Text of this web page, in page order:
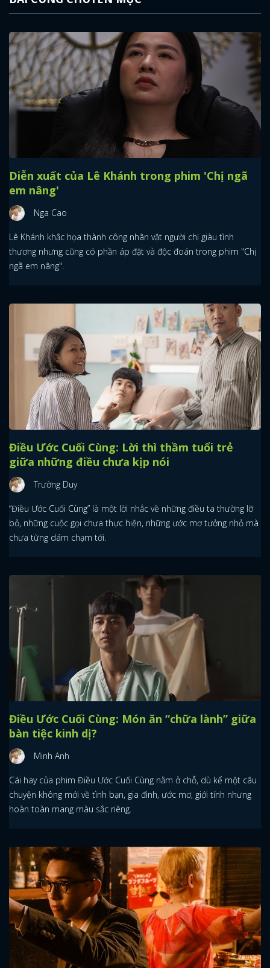
Diễn xuất của Lê Khánh trong phim 'Chị ngã
em nâng'
Nga Cao
Lê Khánh khắc họa thành công nhân vật người chị giàu tình
thương nhưng cũng có phần áp đặt và độc đoán trong phim "Chị
ngã em nâng".
Điều Ước Cuối Cùng: Lời thì thầm tuổi trẻ
giữa những điều chưa kịp nói
Trường Duy
“Điều Ước Cuối Cùng” là một lời nhắc về những điều ta thường lỡ
bỏ, những cuộc gọi chưa thực hiện, những ước mơ tưởng nhỏ mà
chưa từng dám chạm tới.
Điều Ước Cuối Cùng: Món ăn “chữa lành” giữa
bàn tiệc kinh dị?
Minh Anh
Cái hay của phim Điều Ước Cuối Cùng nằm ở chỗ, dù kể một câu
chuyện không mới về tình bạn, gia đình, ước mơ, giới tính nhưng
hoàn toàn mang màu sắc riêng.